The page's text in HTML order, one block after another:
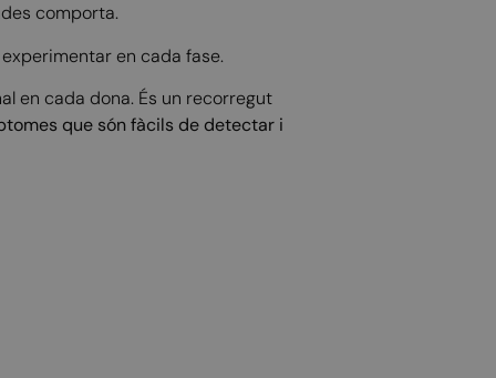
comporta.
en cada fase.
en cada dona. És un recorregut
que són fàcils de detectar i